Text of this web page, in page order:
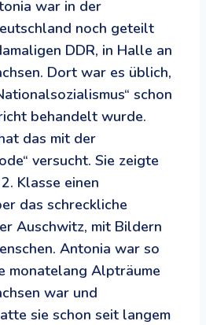
war in der
noch geteilt
DDR, in Halle an
Dort war es üblich,
schon
behandelt wurde.
das mit der
versucht. Sie zeigte
Klasse einen
das schreckliche
Auschwitz, mit Bildern
Antonia war so
monatelang Alpträume
war und
sie schon seit langem